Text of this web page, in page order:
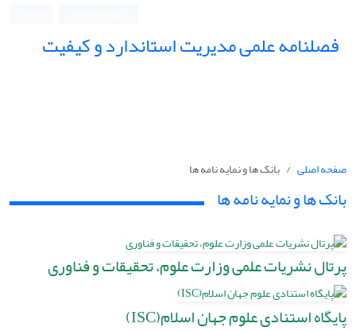
فصلنامه علمی مدیریت استاندارد و کیفیت
صفحه اصلی بانک ها و نمایه نامه ها
بانک ها و نمایه نامه ها
پرتال نشریات علمی وزارت علوم، تحقیقات و فناوری
پایگاه استنادی علوم جهان اسلام(ISC)